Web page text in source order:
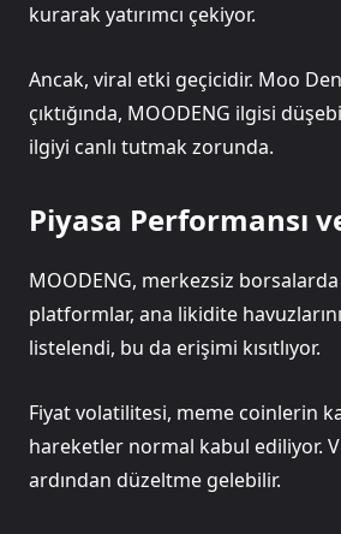
kurarak yatırımcı çekiyor.
Ancak, viral etki geçicidir. Moo
çıktığında, MOODENG ilgisi
ilgiyi canlı tutmak zorunda.
Piyasa Performansı
MOODENG, merkezsiz
platformlar, ana likidite
listelendi, bu da erişimi kısıtlıyor.
Fiyat volatilitesi, meme coinlerin
hareketler normal kabul ediliyor.
ardından düzeltme gelebilir.